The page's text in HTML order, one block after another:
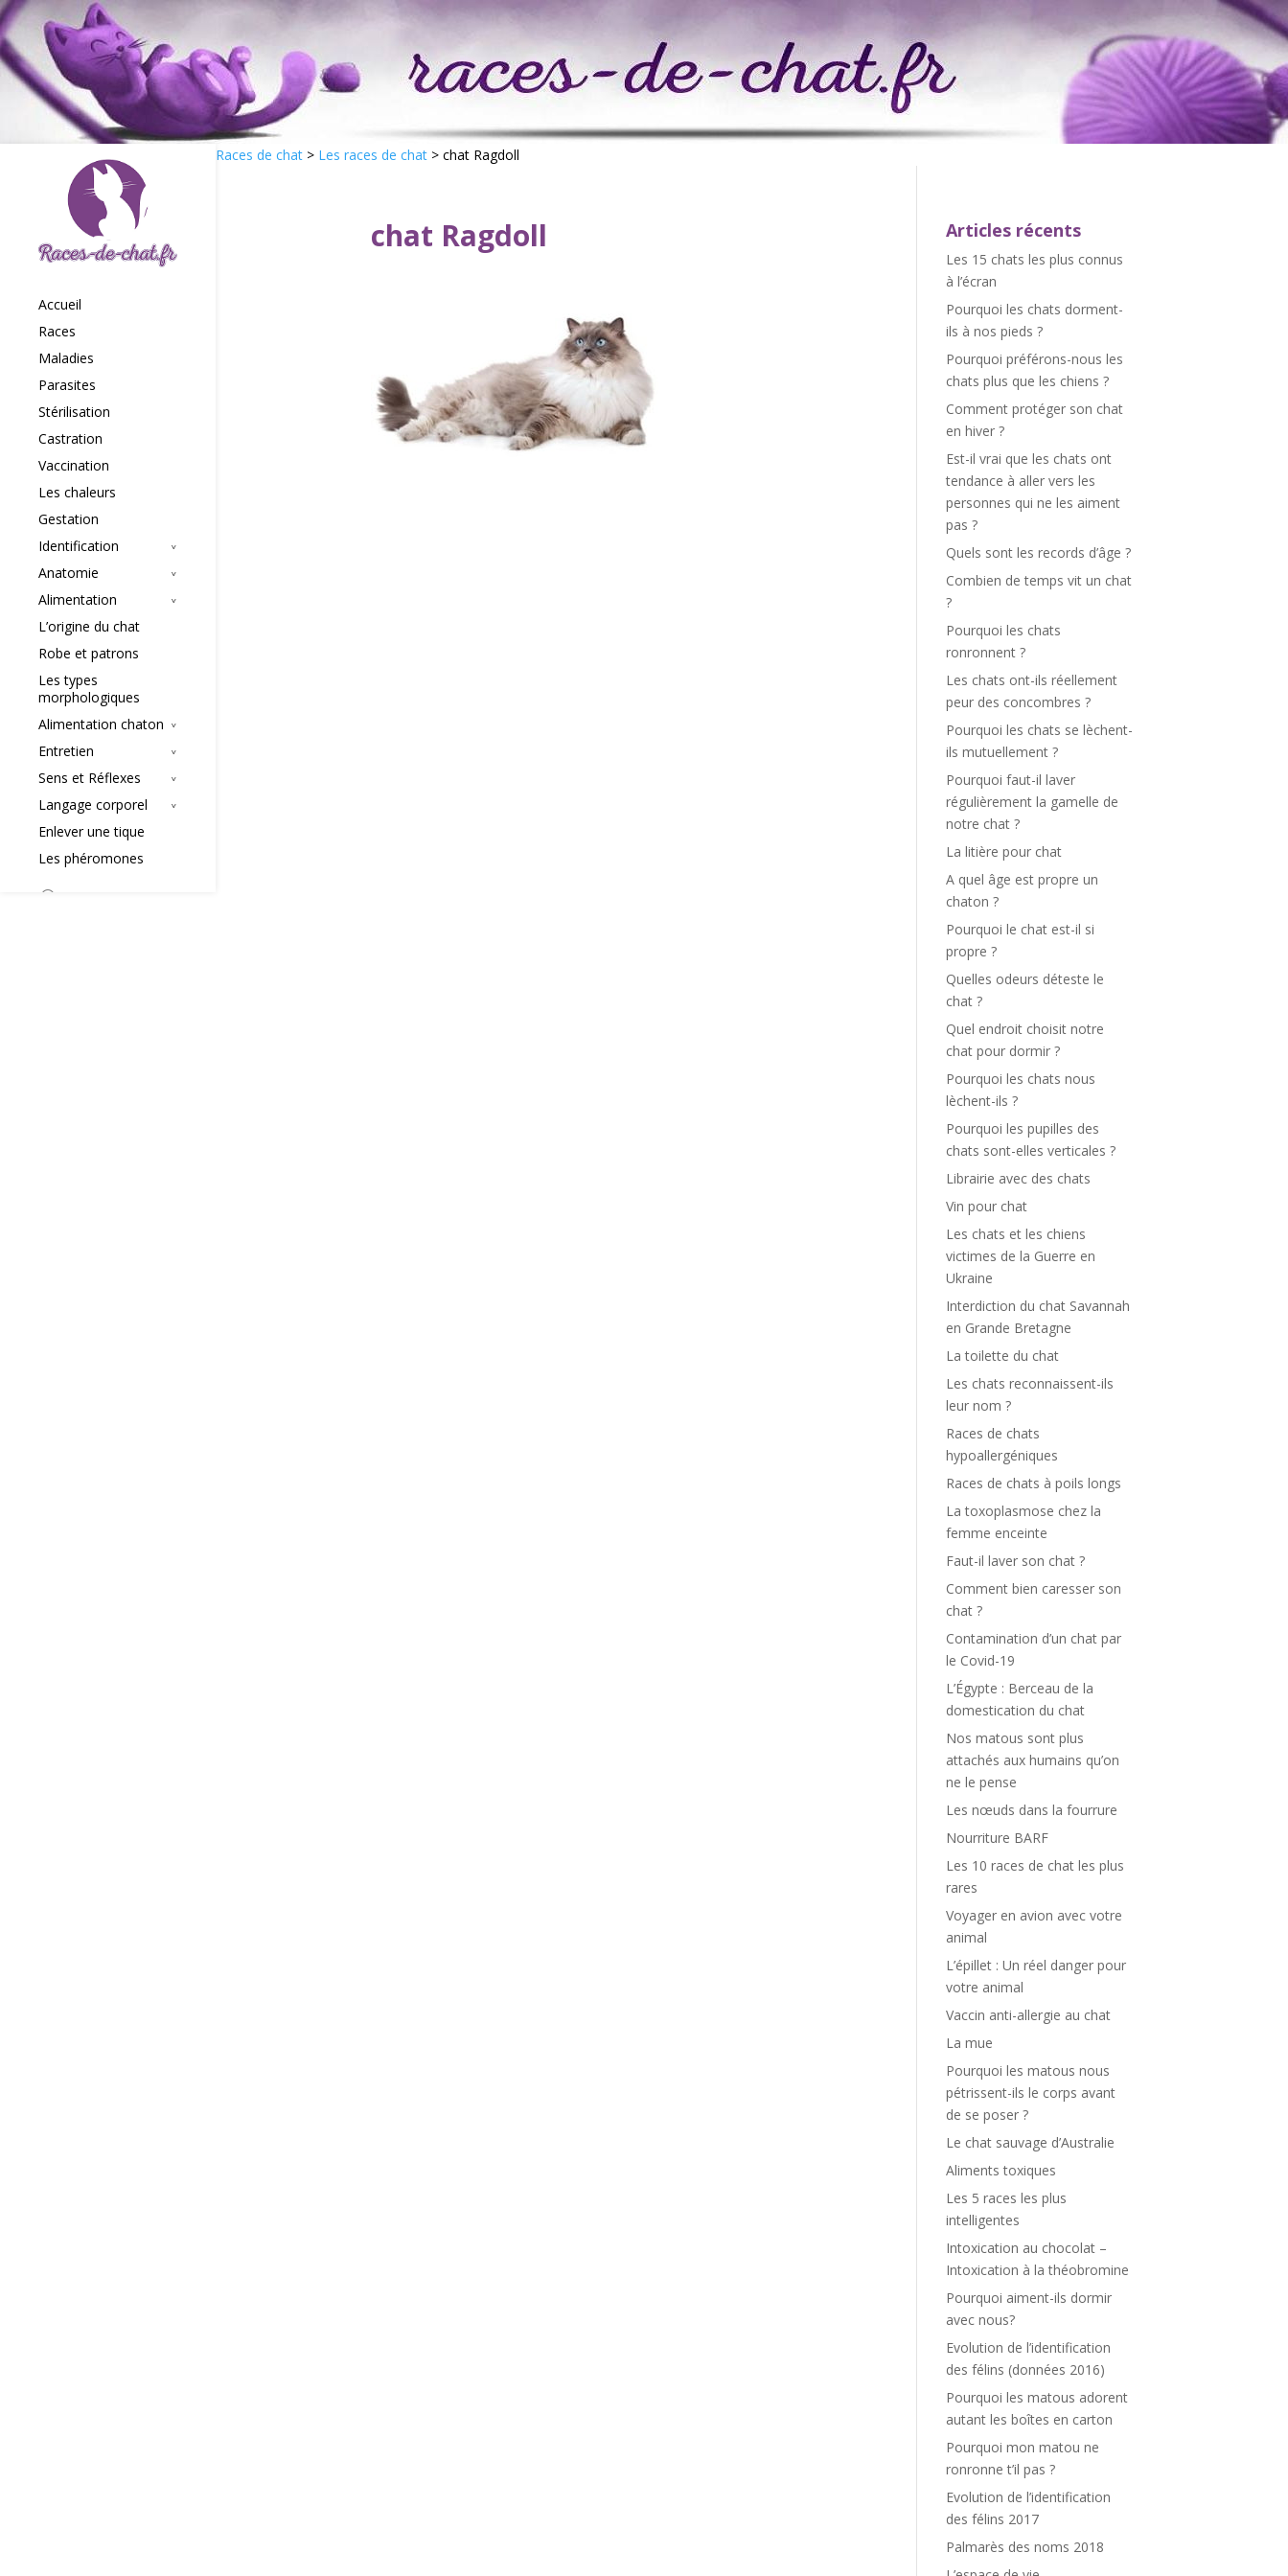
Accueil
Races
Maladies
Parasites
Stérilisation
Castration
Vaccination
Les chaleurs
Gestation
Identification
Anatomie
Alimentation
L’origine du chat
Robe et patrons
Les types
morphologiques
Alimentation chaton
Entretien
Sens et Réflexes
Langage corporel
Enlever une tique
Les phéromones
Races de chat > Les races de chat > chat Ragdoll
chat Ragdoll Articles récents
Les 15 chats les plus connus
à l’écran
Pourquoi les chats dorment-
ils à nos pieds ?
Pourquoi préférons-nous les
chats plus que les chiens ?
Comment protéger son chat
en hiver ?
Est-il vrai que les chats ont
tendance à aller vers les
personnes qui ne les aiment
pas ?
Quels sont les records d’âge ?
Combien de temps vit un chat
?
Pourquoi les chats
ronronnent ?
Les chats ont-ils réellement
peur des concombres ?
Pourquoi les chats se lèchent-
ils mutuellement ?
Pourquoi faut-il laver
régulièrement la gamelle de
notre chat ?
La litière pour chat
A quel âge est propre un
chaton ?
Pourquoi le chat est-il si
propre ?
Quelles odeurs déteste le
chat ?
Quel endroit choisit notre
chat pour dormir ?
Pourquoi les chats nous
lèchent-ils ?
Pourquoi les pupilles des
chats sont-elles verticales ?
Librairie avec des chats
Vin pour chat
Les chats et les chiens
victimes de la Guerre en
Ukraine
Interdiction du chat Savannah
en Grande Bretagne
La toilette du chat
Les chats reconnaissent-ils
leur nom ?
Races de chats
hypoallergéniques
Races de chats à poils longs
La toxoplasmose chez la
femme enceinte
Faut-il laver son chat ?
Comment bien caresser son
chat ?
Contamination d’un chat par
le Covid-19
L’Égypte : Berceau de la
domestication du chat
Nos matous sont plus
attachés aux humains qu’on
ne le pense
Les nœuds dans la fourrure
Nourriture BARF
Les 10 races de chat les plus
rares
Voyager en avion avec votre
animal
L’épillet : Un réel danger pour
votre animal
Vaccin anti-allergie au chat
La mue
Pourquoi les matous nous
pétrissent-ils le corps avant
de se poser ?
Le chat sauvage d’Australie
Aliments toxiques
Les 5 races les plus
intelligentes
Intoxication au chocolat –
Intoxication à la théobromine
Pourquoi aiment-ils dormir
avec nous?
Evolution de l’identification
des félins (données 2016)
Pourquoi les matous adorent
autant les boîtes en carton
Pourquoi mon matou ne
ronronne t’il pas ?
Evolution de l’identification
des félins 2017
Palmarès des noms 2018